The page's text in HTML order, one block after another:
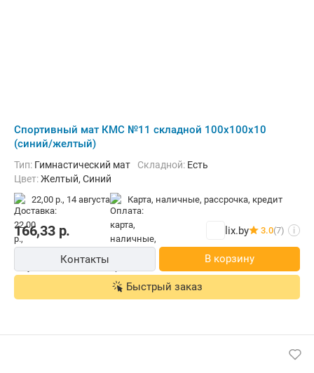
Cпортивный мат КМС №11 складной 100x100x10
(синий/желтый)
Тип: Гимнастический мат Складной: Есть
Цвет:Желтый, Синий
22,00 р., 14 августа карта, наличные, рассрочка, кредит
166,33р. lix.by 3.0(7) i
Контакты В корзину
Быстрый заказ